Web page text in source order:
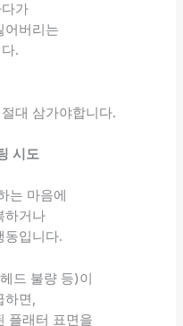
가
어버리는
.
대 삼가야합니다.
시도
는 마음에
하거나
동입니다.
드 불량 등)이
하면,
플래터 표면을